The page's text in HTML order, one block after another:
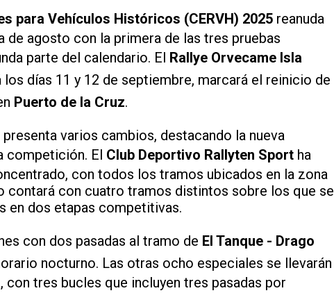
para Vehículos Históricos (CERVH) 2025 reanuda
de agosto con la primera de las tres pruebas
parte del calendario. El Rallye Orvecame Isla
los días 11 y 12 de septiembre, marcará el reinicio de
Puerto de la Cruz.
varios cambios, destacando la nueva
competición. El Club Deportivo Rallyten Sport ha
con todos los tramos ubicados en la zona
contará con cuatro tramos distintos sobre los que se
en dos etapas competitivas.
con dos pasadas al tramo de El Tanque - Drago
nocturno. Las otras ocho especiales se llevarán
con tres bucles que incluyen tres pasadas por